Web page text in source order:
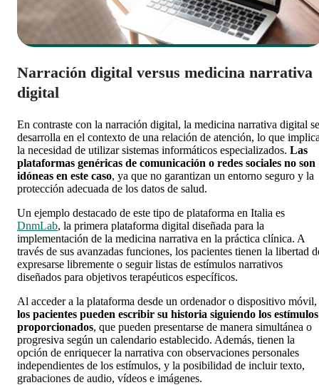
Narración digital versus medicina narrativa
digital
En contraste con la narración digital, la medicina narrativa digital se
desarrolla en el contexto de una relación de atención, lo que
la necesidad de utilizar sistemas informáticos especializados. Las
plataformas genéricas de comunicación o redes sociales no son
idóneas en este caso, ya que no garantizan un entorno seguro y la
protección adecuada de los datos de salud.
Un ejemplo destacado de este tipo de plataforma en Italia es
DnmLab, la primera plataforma digital diseñada para la
implementación de la medicina narrativa en la práctica clínica. A
través de sus avanzadas funciones, los pacientes tienen la libertad
expresarse libremente o seguir listas de estímulos narrativos
diseñados para objetivos terapéuticos específicos.
Al acceder a la plataforma desde un ordenador o dispositivo móvil,
los pacientes pueden escribir su historia siguiendo los estímulos
proporcionados, que pueden presentarse de manera simultánea o
progresiva según un calendario establecido. Además, tienen la
opción de enriquecer la narrativa con observaciones personales
independientes de los estímulos, y la posibilidad de incluir texto,
grabaciones de audio, vídeos e imágenes.